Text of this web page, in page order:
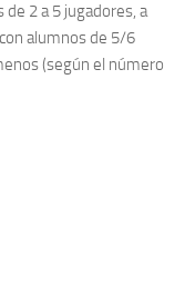
2 a 5 jugadores, a
alumnos de 5/6
(según el número